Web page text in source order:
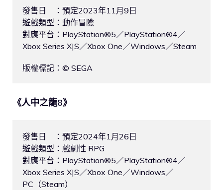
發售日　：預定2023年11月9日
遊戲類型：動作冒險
對應平台：PlayStation®5／PlayStation®4／
Xbox Series X|S／Xbox One／Windows／Steam
版權標記：© SEGA
《人中之龍8》
發售日　：預定2024年1月26日
遊戲類型：戲劇性 RPG
對應平台：PlayStation®5／PlayStation®4／
Xbox Series X|S／Xbox One／Windows／
PC（Steam）